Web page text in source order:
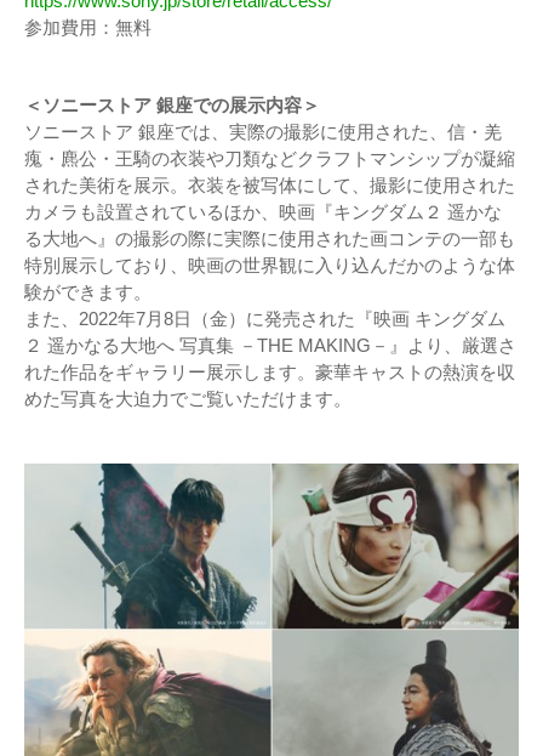
参加費用：無料
＜ソニーストア 銀座での展示内容＞
ソニーストア 銀座では、実際の撮影に使用された、信・羌
瘣・麃公・王騎の衣装や刀類などクラフトマンシップが凝縮
された美術を展示。衣装を被写体にして、撮影に使用された
カメラも設置されているほか、映画『キングダム２ 遥かな
る大地へ』の撮影の際に実際に使用された画コンテの一部も
特別展示しており、映画の世界観に入り込んだかのような体
験ができます。
また、2022年7月8日（金）に発売された『映画 キングダム
２ 遥かなる大地へ 写真集 －THE MAKING－』より、厳選さ
れた作品をギャラリー展示します。豪華キャストの熱演を収
めた写真を大迫力でご覧いただけます。